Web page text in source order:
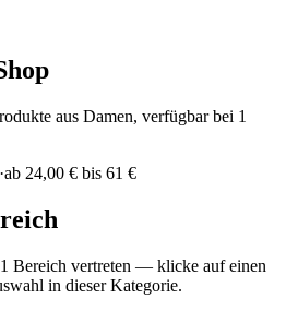
aus Damen, verfügbar bei 1
·ab 24,00 € bis 61 €
1 Bereich vertreten — klicke auf einen
in dieser Kategorie.